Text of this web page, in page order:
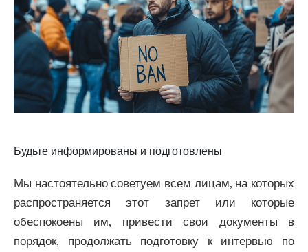
Будьте информированы и подготовлены
Мы настоятельно советуем всем лицам, на которых
распространяется этот запрет или которые
обеспокоены им, привести свои документы в
порядок, продолжать подготовку к интервью по